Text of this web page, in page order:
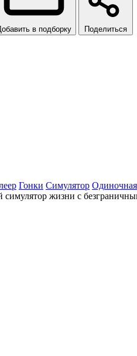
в подборку Поделиться
Гонки Симулятор Одиночная
жизни с